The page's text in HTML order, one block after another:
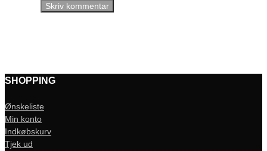
SHOPPING
Ønskeliste
Min konto
Indkøbskurv
Tjek ud